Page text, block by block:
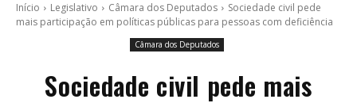
Início Legislativo Câmara dos Deputados
Sociedade civil pede
mais participação em políticas públicas para pessoas com deficiência
Câmara dos Deputados
Sociedade civil pede mais